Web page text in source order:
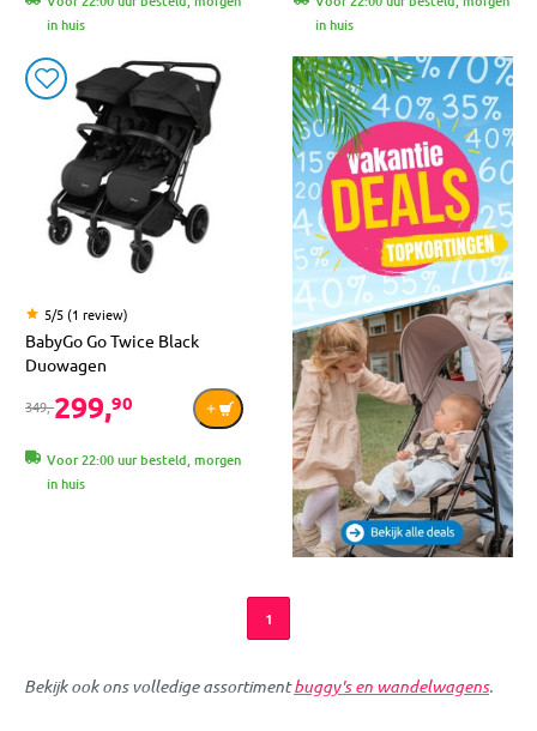
in huis
in huis
5/5 (1 review)
BabyGo Go Twice Black
Duowagen
349,-299,90
Voor 22:00 uur besteld, morgen
in huis
1
Bekijk ook ons volledige assortimentbuggy's en wandelwagens.